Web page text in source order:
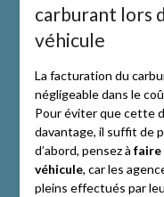
carburant lors
véhicule
La facturation du
négligeable dans le
Pour éviter que cette
davantage, il suffit de
d’abord, pensez à faire
véhicule, car les
pleins effectués par